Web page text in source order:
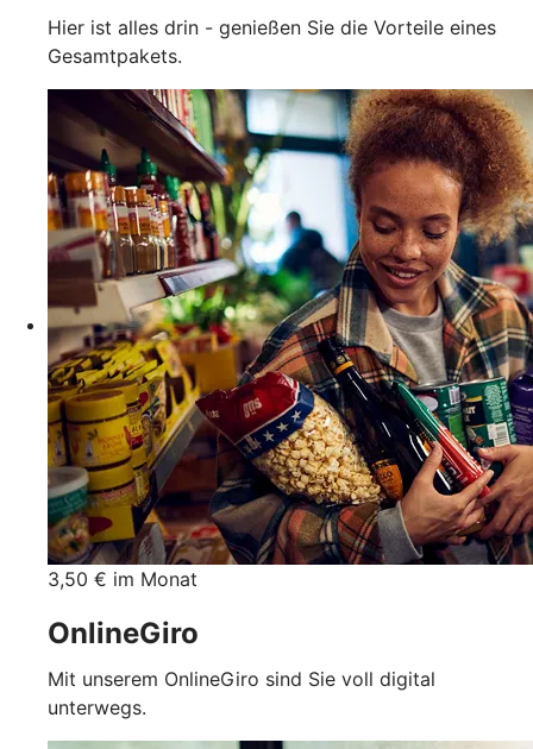
Hier ist alles drin - genießen Sie die Vorteile eines
Gesamtpakets.
3,50 € im Monat
OnlineGiro
Mit unserem OnlineGiro sind Sie voll digital
unterwegs.